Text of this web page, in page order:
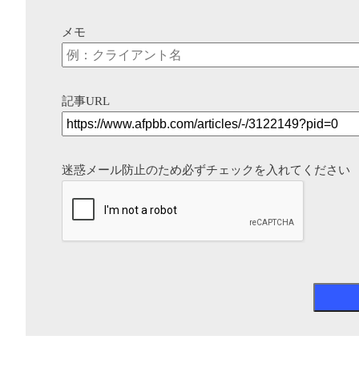
メモ
記事URL
迷惑メール防止のため必ずチェックを入れてください